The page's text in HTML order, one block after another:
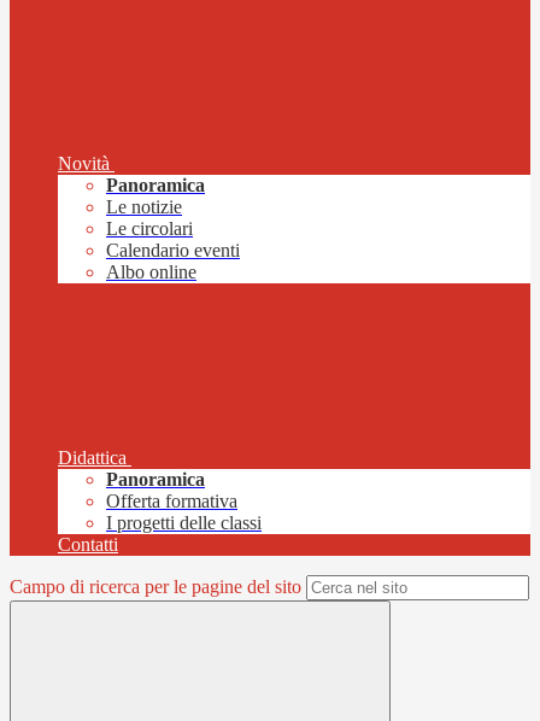
Novità
Panoramica
Le notizie
Le circolari
Calendario eventi
Albo online
Didattica
Panoramica
Offerta formativa
I progetti delle classi
Contatti
Campo di ricerca per le pagine del sito